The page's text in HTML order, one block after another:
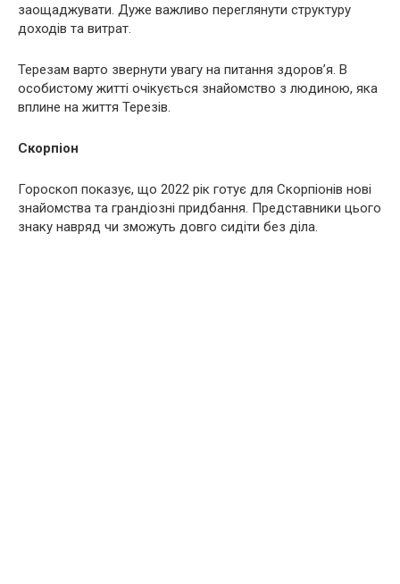
заощаджувати. Дуже важливо переглянути структуру
доходів та витрат.
Терезам варто звернути увагу на питання здоров’я. В
особистому житті очікується знайомство з людиною, яка
вплине на життя Терезів.
Скорпіон
Гороскоп показує, що 2022 рік готує для Скорпіонів нові
знайомства та грандіозні придбання. Представники цього
знаку навряд чи зможуть довго сидіти без діла.